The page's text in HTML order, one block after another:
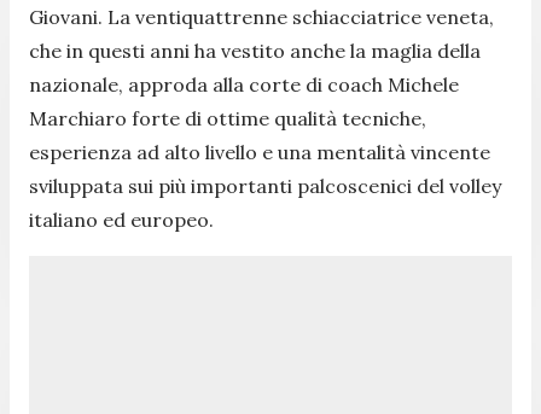
Giovani. La ventiquattrenne schiacciatrice veneta,
che in questi anni ha vestito anche la maglia della
nazionale, approda alla corte di coach Michele
Marchiaro forte di ottime qualità tecniche,
esperienza ad alto livello e una mentalità vincente
sviluppata sui più importanti palcoscenici del volley
italiano ed europeo.